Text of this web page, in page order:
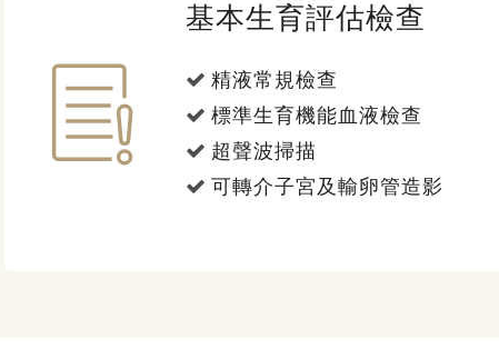
基本生育評估檢查
精液常規檢查
標準生育機能血液檢查
超聲波掃描
可轉介子宮及輸卵管造影